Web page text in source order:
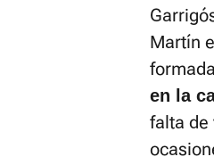
Martín
en la
falta de